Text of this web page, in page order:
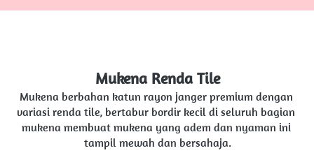
Mukena Renda Tile
Mukena berbahan katun rayon janger premium dengan
variasi renda tile, bertabur bordir kecil di seluruh bagian
mukena membuat mukena yang adem dan nyaman ini
tampil mewah dan bersahaja.